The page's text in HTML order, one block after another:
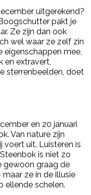
uitgerekend?
pakt je
Ze zijn dan ook
wel waar ze zelf zin
mee,
en extravert,
sterrenbeelden, doet
en 20 januari
Van nature zijn
voert uit. Luisteren is
is niet zo
gewoon graag de
ze in de illusie
ellende schelen.